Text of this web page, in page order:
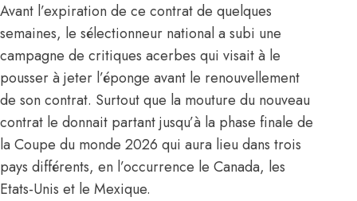
Avant l’expiration de ce contrat de quelques
semaines, le sélectionneur national a subi une
campagne de critiques acerbes qui visait à le
pousser à jeter l’éponge avant le renouvellement
de son contrat. Surtout que la mouture du nouveau
contrat le donnait partant jusqu’à la phase finale de
la Coupe du monde 2026 qui aura lieu dans trois
pays différents, en l’occurrence le Canada, les
Etats-Unis et le Mexique.